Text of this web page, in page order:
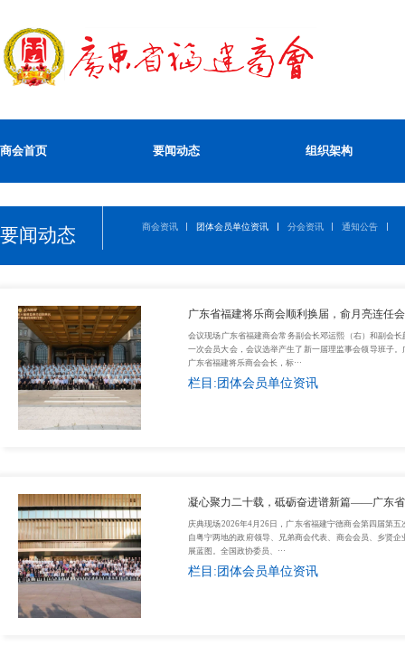
商会首页 要闻动态 组织架构
要闻动态 商会资讯 团体会员单位资讯 分会资讯 通知公告
广东省福建将乐商会顺利换届，俞月亮连任
会议现场广东省福建商会常务副会长邓运熙（右）和副会
一次会员大会，会议选举产生了新一届理监事会领导班子
广东省福建将乐商会会长，标···
栏目:团体会员单位资讯
凝心聚力二十载，砥砺奋进谱新篇——广东
庆典现场2026年4月26日，广东省福建宁德商会第四届第
自粤宁两地的政府领导、兄弟商会代表、商会会员、乡贤
展蓝图。全国政协委员、···
栏目:团体会员单位资讯